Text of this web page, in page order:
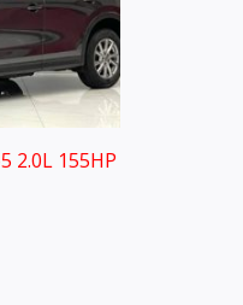
2.0L 155HP